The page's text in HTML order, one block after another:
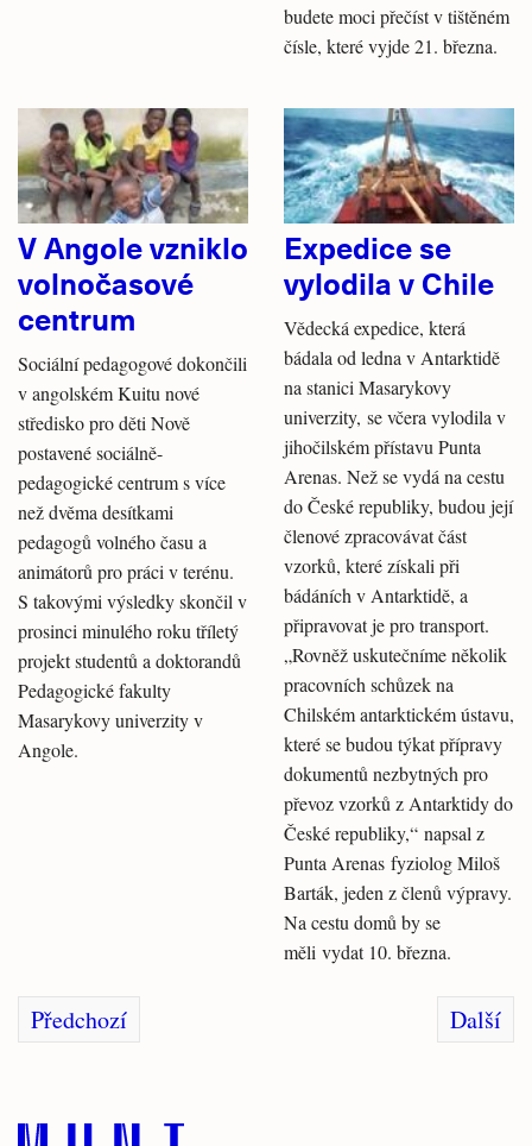
budete moci přečíst v tištěném
čísle, které vyjde 21. března.
V Angole vzniklo
volnočasové
centrum
Sociální pedagogové dokončili
v angolském Kuitu nové
středisko pro děti Nově
postavené sociálně-
pedagogické centrum s více
než dvěma desítkami
pedagogů volného času a
animátorů pro práci v terénu.
S takovými výsledky skončil v
prosinci minulého roku tříletý
projekt studentů a doktorandů
Pedagogické fakulty
Masarykovy univerzity v
Angole.
Expedice se
vylodila v Chile
Vědecká expedice, která
bádala od ledna v Antarktidě
na stanici Masarykovy
univerzity, se včera vylodila v
jihočilském přístavu Punta
Arenas. Než se vydá na cestu
do České republiky, budou její
členové zpracovávat část
vzorků, které získali při
bádáních v Antarktidě, a
připravovat je pro transport.
„Rovněž uskutečníme několik
pracovních schůzek na
Chilském antarktickém ústavu,
které se budou týkat přípravy
dokumentů nezbytných pro
převoz vzorků z Antarktidy do
České republiky,“ napsal z
Punta Arenas fyziolog Miloš
Barták, jeden z členů výpravy.
Na cestu domů by se
měli vydat 10. března.
Předchozí Další